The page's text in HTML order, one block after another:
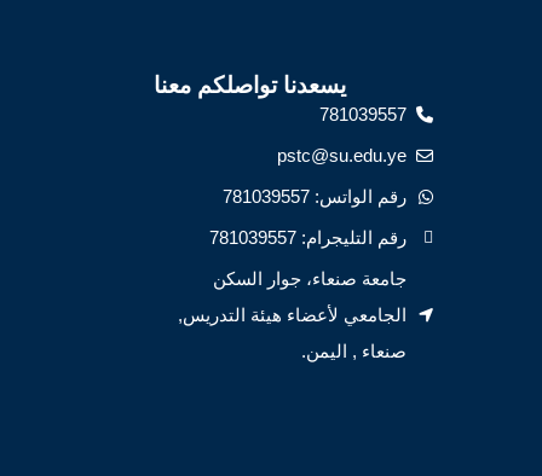
يسعدنا تواصلكم معنا
781039557
pstc@su.edu.ye
رقم الواتس: 781039557
رقم التليجرام: 781039557
جامعة صنعاء، جوار السكن
الجامعي لأعضاء هيئة التدريس,
صنعاء , اليمن.